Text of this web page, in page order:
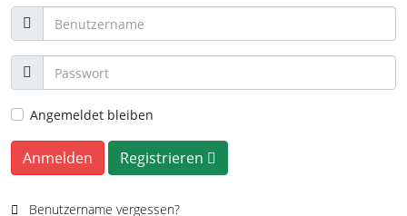
Angemeldet bleiben
Anmelden Registrieren
Benutzername vergessen?